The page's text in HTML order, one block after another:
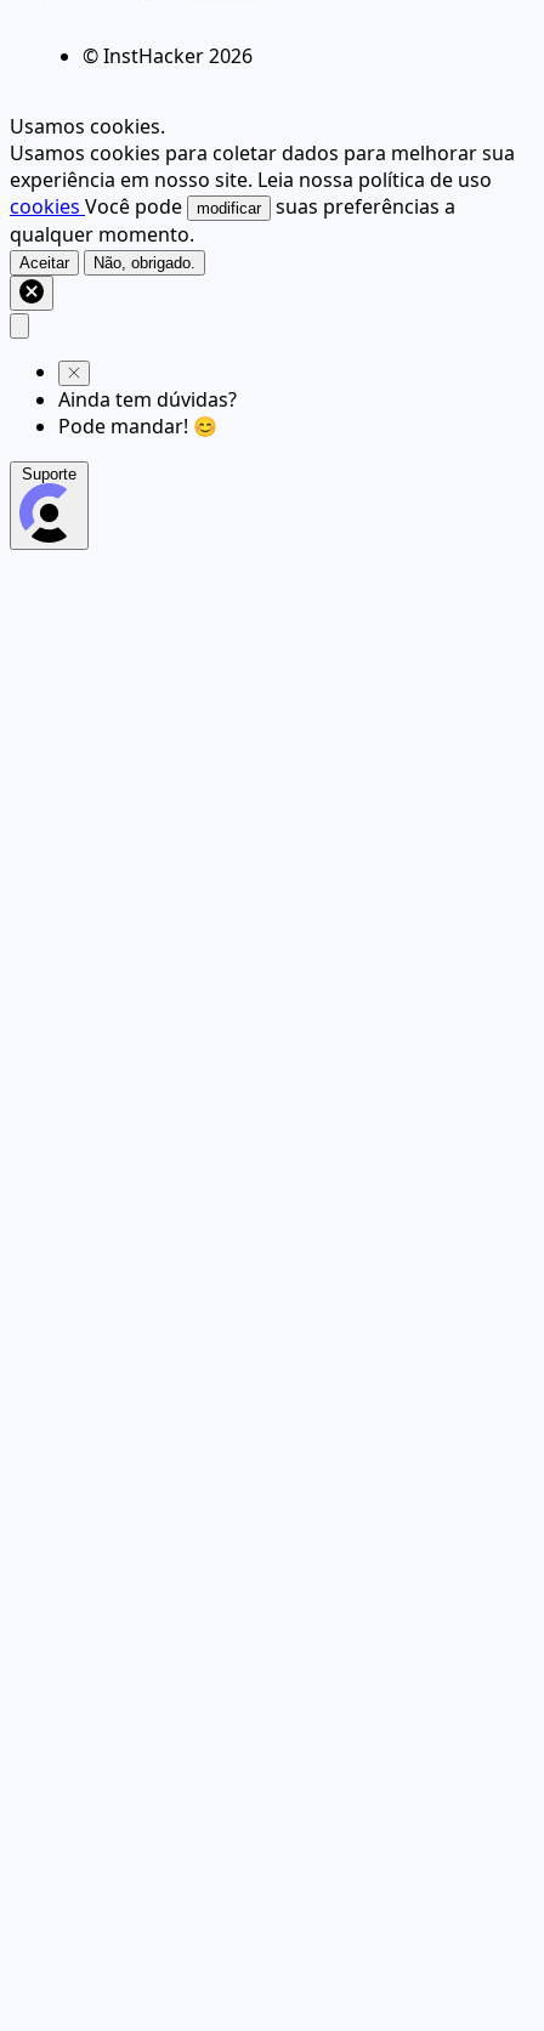
© InstHacker2026
Usamos cookies.
Usamos cookies para coletar dados para melhorar sua
experiência em nosso site. Leia nossa política de uso
cookies Você pode modificar
suas preferências a
qualquer momento.
Aceitar Não, obrigado.
Ainda tem dúvidas?
Pode mandar! 😊
Suporte